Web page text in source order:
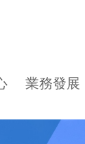
業務發展